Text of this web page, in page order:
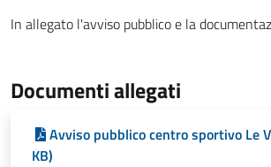
In allegato l'avviso pubblico e la
Documenti allegati
Avviso pubblico centro sportivo Le
KB)